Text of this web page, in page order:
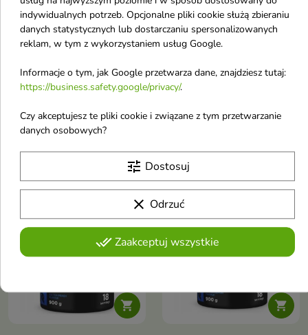

AllNutrition Redox
Water Out 120
kapsułek
Wspiera metabolizm oraz
prawidłowe funkcjonowanie
organizmu podczas aktywnego
27,31 €
AllNutrition Redox
Extreme 2.0 90
kapsułek
zawartości kofeiny.
30,64 €

favorite_border Nowość

indywidualnych potrzeb. Opcjonalne pliki cookie służą zbieraniu
danych statystycznych lub dostarczaniu spersonalizowanych
reklam, w tym z wykorzystaniem usług Google.
Informacje o tym, jak Google przetwarza dane, znajdziesz tutaj:
https://business.safety.google/privacy/.
Czy akceptujesz te pliki cookie i związane z tym przetwarzanie
danych osobowych?
tune Dostosuj
clear Odrzuć
done_allZaakceptuj wszystkie